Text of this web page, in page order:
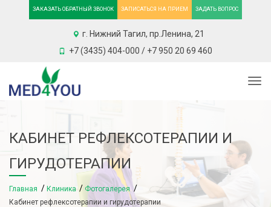
ЗАКАЗАТЬ ОБРАТНЫЙ ЗВОНОК ЗАПИСАТЬСЯ НА ПРИЕМ ЗАДАТЬ ВОПРОС
г. Нижний Тагил, пр.Ленина, 21
+7 (3435) 404-000 / +7 950 20 69 460
КАБИНЕТ РЕФЛЕКСОТЕРАПИИ И
ГИРУДОТЕРАПИИ
Главная Клиника
Фотогалерея
Кабинет рефлексотерапии и гирудотерапии